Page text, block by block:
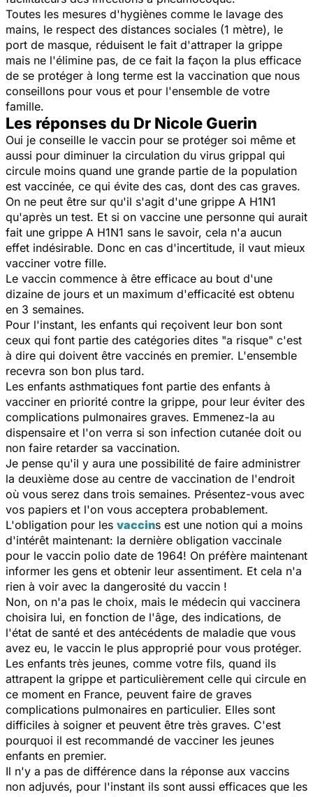
Toutes les mesures d'hygiènes comme le lavage des
mains, le respect des distances sociales (1 mètre), le
port de masque, réduisent le fait d'attraper la grippe
mais ne l'élimine pas, de ce fait la façon la plus efficace
de se protéger à long terme est la vaccination que nous
conseillons pour vous et pour l'ensemble de votre
famille.
Les réponses du Dr Nicole Guerin
Oui je conseille le vaccin pour se protéger soi même et
aussi pour diminuer la circulation du virus grippal qui
circule moins quand une grande partie de la population
est vaccinée, ce qui évite des cas, dont des cas graves.
On ne peut être sur qu'il s'agit d'une grippe A H1N1
qu'après un test. Et si on vaccine une personne qui aurait
fait une grippe A H1N1 sans le savoir, cela n'a aucun
effet indésirable. Donc en cas d'incertitude, il vaut mieux
vacciner votre fille.
Le vaccin commence à être efficace au bout d'une
dizaine de jours et un maximum d'efficacité est obtenu
en 3 semaines.
Pour l'instant, les enfants qui reçoivent leur bon sont
ceux qui font partie des catégories dites "a risque" c'est
à dire qui doivent être vaccinés en premier. L'ensemble
recevra son bon plus tard.
Les enfants asthmatiques font partie des enfants à
vacciner en priorité contre la grippe, pour leur éviter des
complications pulmonaires graves. Emmenez-la au
dispensaire et l'on verra si son infection cutanée doit ou
non faire retarder sa vaccination.
Je pense qu'il y aura une possibilité de faire administrer
la deuxième dose au centre de vaccination de l'endroit
où vous serez dans trois semaines. Présentez-vous avec
vos papiers et l'on vous acceptera probablement.
L'obligation pour les vaccins est une notion qui a moins
d'intérêt maintenant: la dernière obligation vaccinale
pour le vaccin polio date de 1964! On préfère maintenant
informer les gens et obtenir leur assentiment. Et cela n'a
rien à voir avec la dangerosité du vaccin !
Non, on n'a pas le choix, mais le médecin qui vaccinera
choisira lui, en fonction de l'âge, des indications, de
l'état de santé et des antécédents de maladie que vous
avez eu, le vaccin le plus approprié pour vous protéger.
Les enfants très jeunes, comme votre fils, quand ils
attrapent la grippe et particulièrement celle qui circule en
ce moment en France, peuvent faire de graves
complications pulmonaires en particulier. Elles sont
difficiles à soigner et peuvent être très graves. C'est
pourquoi il est recommandé de vacciner les jeunes
enfants en premier.
Il n'y a pas de différence dans la réponse aux vaccins
non adjuvés, pour l'instant ils sont aussi efficaces que les